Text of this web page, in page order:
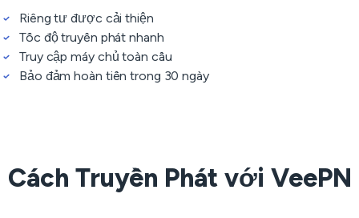
Riêng tư được cải thiện
Tốc độ truyền phát nhanh
Truy cập máy chủ toàn cầu
Bảo đảm hoàn tiền trong 30 ngày
Cách Truyền Phát với VeePN